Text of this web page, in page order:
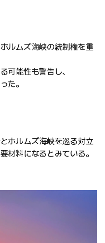
ルムズ海峡の統制権を重
可能性も警告し、
た。
ホルムズ海峡を巡る対立
材料になるとみている。